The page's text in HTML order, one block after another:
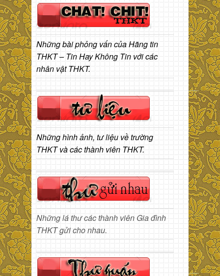
Những bài phỏng vấn của Hãng tin
THKT – Tin Hay Không Tin với các
nhân vật THKT.
Những hình ảnh, tư liệu về trường
THKT và các thành viên THKT.
Những lá thư các thành viên Gia đình
THKT gửi cho nhau.